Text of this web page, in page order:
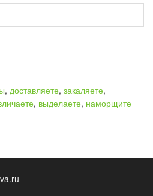
, доставляете, закаляете,
, выделаете, наморщите